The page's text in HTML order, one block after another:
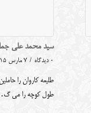
سید محمد علی
0 دیدگاه / 7 مارس 2015
طلیعه کاروان را
طول کوچه را می